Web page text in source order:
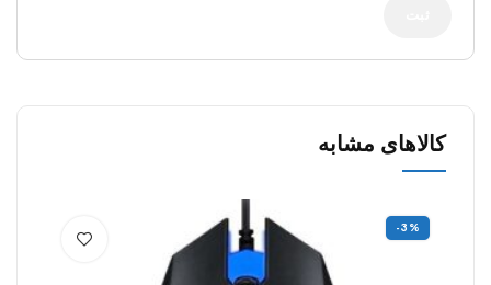
کالاهای مشابه
-3%